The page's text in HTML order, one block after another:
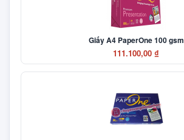
Giấy A4 PaperOne 100 gsm
111.100,00 ₫